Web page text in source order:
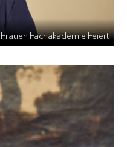
Frauen Fachakademie Feiert